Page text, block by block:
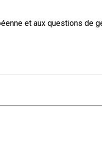
et aux questions de